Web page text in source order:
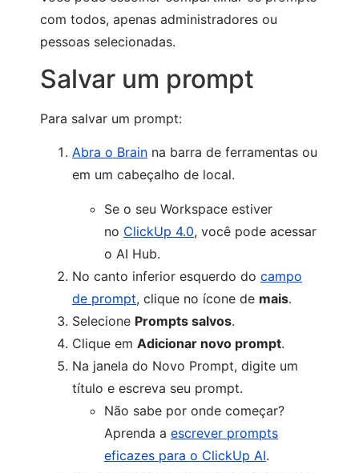
com todos, apenas administradores ou
pessoas selecionadas.
Salvar um prompt
Para salvar um prompt:
Abra o Brain na barra de ferramentas ou
em um cabeçalho de local.
Se o seu Workspace estiver
no ClickUp 4.0, você pode acessar
o AI Hub.
No canto inferior esquerdo do campo
de prompt, clique no ícone de mais.
Selecione Prompts salvos.
Clique em Adicionar novo prompt.
Na janela do Novo Prompt, digite um
título e escreva seu prompt.
Não sabe por onde começar?
Aprenda a escrever prompts
eficazes para o ClickUp AI.